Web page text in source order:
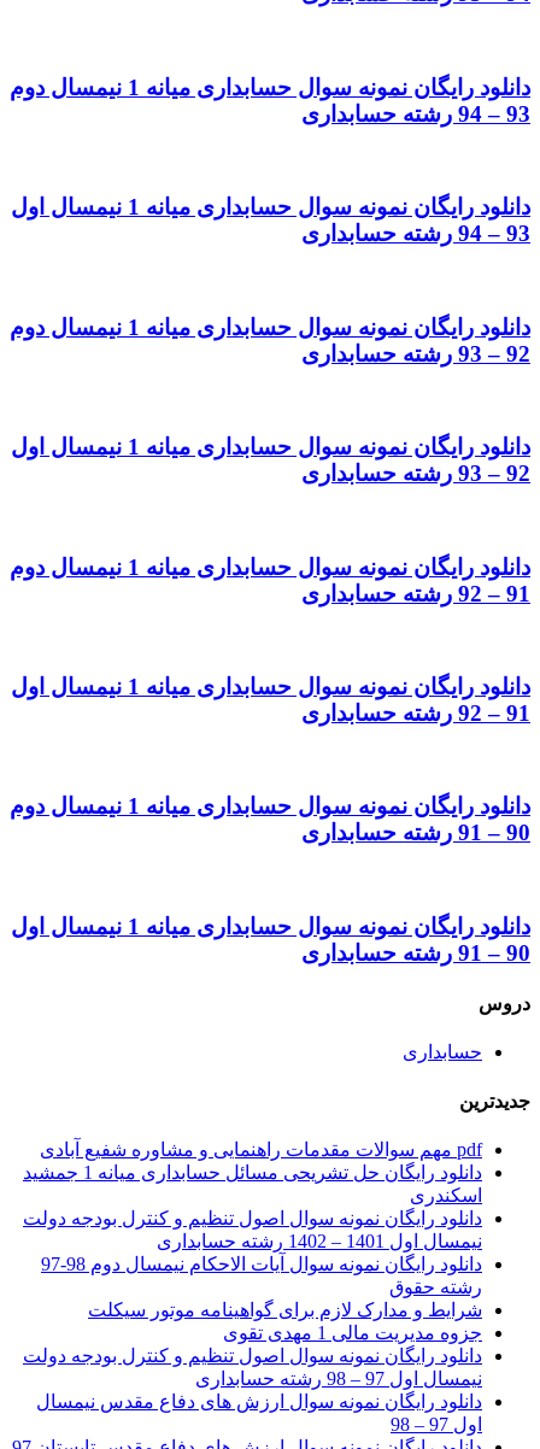
دانلود رایگان نمونه سوال حسابداری میانه 1 نیمسال دوم
93 – 94 رشته حسابداری
دانلود رایگان نمونه سوال حسابداری میانه 1 نیمسال اول
93 – 94 رشته حسابداری
دانلود رایگان نمونه سوال حسابداری میانه 1 نیمسال دوم
92 – 93 رشته حسابداری
دانلود رایگان نمونه سوال حسابداری میانه 1 نیمسال اول
92 – 93 رشته حسابداری
دانلود رایگان نمونه سوال حسابداری میانه 1 نیمسال دوم
91 – 92 رشته حسابداری
دانلود رایگان نمونه سوال حسابداری میانه 1 نیمسال اول
91 – 92 رشته حسابداری
دانلود رایگان نمونه سوال حسابداری میانه 1 نیمسال دوم
90 – 91 رشته حسابداری
دانلود رایگان نمونه سوال حسابداری میانه 1 نیمسال اول
90 – 91 رشته حسابداری
دروس
حسابداری
جدیدترین
pdf مهم سوالات مقدمات راهنمایی و مشاوره شفیع آبادی
دانلود رایگان حل تشریحی مسائل حسابداری میانه 1 جمشید
اسکندری
دانلود رایگان نمونه سوال اصول تنظیم و کنترل بودجه دولت
نیمسال اول 1401 – 1402 رشته حسابداری
دانلود رایگان نمونه سوال آیات الاحکام نیمسال دوم 98-97
رشته حقوق
شرایط و مدارک لازم برای گواهینامه موتور سیکلت
جزوه مدیریت مالی 1 مهدی تقوی
دانلود رایگان نمونه سوال اصول تنظیم و کنترل بودجه دولت
نیمسال اول 97 – 98 رشته حسابداری
دانلود رایگان نمونه سوال ارزش های دفاع مقدس نیمسال
اول 97 – 98